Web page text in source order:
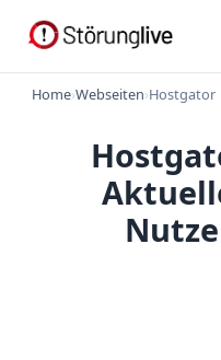
Home›Webseiten›Hostgator